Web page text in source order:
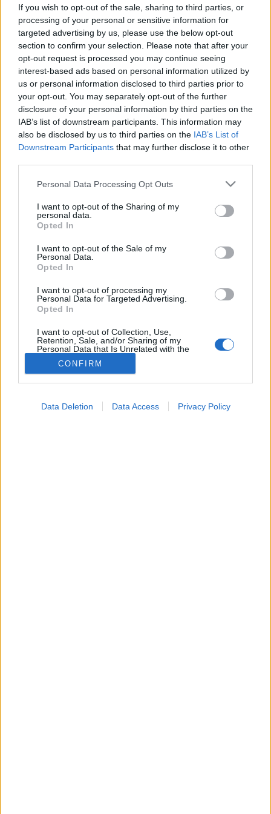
If you wish to opt-out of the sale, sharing to third parties, or
processing of your personal or sensitive information for
targeted advertising by us, please use the below opt-out
section to confirm your selection. Please note that after your
opt-out request is processed you may continue seeing
interest-based ads based on personal information utilized by
us or personal information disclosed to third parties prior to
your opt-out. You may separately opt-out of the further
disclosure of your personal information by third parties on the
IAB’s list of downstream participants. This information may
also be disclosed by us to third parties on the IAB’s List of
Downstream Participants that may further disclose it to other
Please note that this website/app uses one or more Google
not limited to your visit or usage behaviour. You may click to
grant or deny consent to Google and its third-party tags to
use your data for below specified purposes in below Google
consent section.
Personal Data Processing Opt Outs
I want to opt-out of the Sharing of my
personal data.
Opted In
I want to opt-out of the Sale of my
Personal Data.
Opted In
I want to opt-out of processing my
Personal Data for Targeted Advertising.
Opted In
I want to opt-out of Collection, Use,
Retention, Sale, and/or Sharing of my
Personal Data that Is Unrelated with the
Purposes for which it was collected.
Opted Out
CONFIRM
Data Deletion Data Access Privacy Policy
betegek a műtét után
2026. június 10. 09:24
Küldés Küldés Messengeren